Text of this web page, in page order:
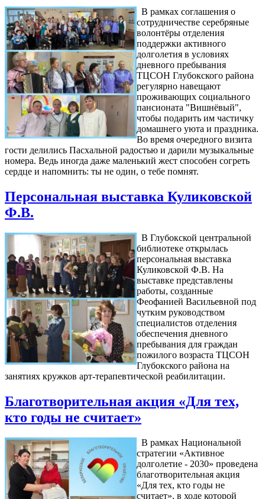
В рамках соглашения о
сотрудничестве серебряные
волонтёры отделения
поддержки активного
долголетия в условиях
дневного пребывания
ТЦСОН Глубокского района
регулярно навещают
проживающих социального
пансионата "Вишнёвый",
чтобы подарить им частичку
домашнего уюта и праздника.
Во время очередного визита
гости делились Пасхальной радостью и дарили музыкальные
номера. Ведь иногда даже маленький жест способен согреть
сердце и напомнить: ты не один, о тебе помнят.
Персональная выставка Куликовской
Ф.В.
В Глубокской центральной
библиотеке открылась
персональная выставка
Куликовской Ф.В. На
выставке представлены
работы, созданные
Феофанией Васильевной под
чутким руководством
специалистов отделения
обеспечения дневного
пребывания для граждан
пожилого возраста ТЦСОН
Глубокского района на
занятиях кружков арт-терапевтической реабилитации.
Благотворительная акция «Для тех,
кто годы не считает»
В рамках Национальной
стратегии «Активное
долголетие - 2030» проведена
благотворительная акция
«Для тех, кто годы не
считает», в ходе которой